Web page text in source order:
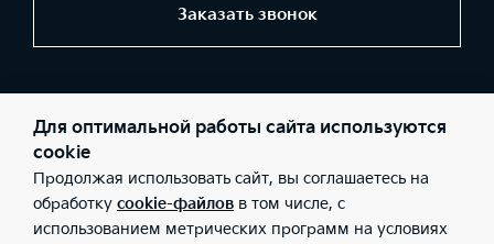
Заказать звонок
(Фактический адрес: г. Москва, МКАД 44 км, д. 1 (внешняя
сторона); Телефон: +74950114121; ИНН: 5032237788; ОГРН:
1115032003525), ООО «АвтоГЕРМЕС-Запад» (Фактический адрес:
5032237788; ОГРН: 1115032003525), ООО «АвтоГЕРМЕС-Запад»
(Фактический адрес: г. Москва, Рязанский проспект, дом 2, стр.
27; Телефон: +74950114121; ИНН: 5032237788; ОГРН:
1115032003525), ООО «Киа Россия и СНГ» (Фактический адрес:
Для оптимальной работы сайта используются
cookie
Продолжая использовать сайт, вы соглашаетесь на
обработку cookie-файлов в том числе, с
использованием метрических программ на условиях